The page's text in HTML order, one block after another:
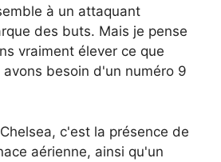
à un attaquant
des buts. Mais je pense
vraiment élever ce que
besoin d'un numéro 9
c'est la présence de
aérienne, ainsi qu'un